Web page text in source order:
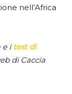
nell’Africa
e i test di
di Caccia